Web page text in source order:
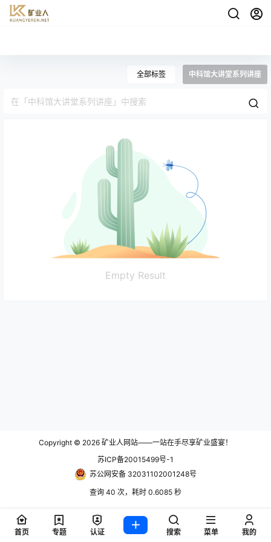
全部标签 中科馆大讲堂系列讲座
Empty Result
Copyright © 2026 矿业人网站——一站在手尽享矿业盛宴！
苏ICP备20015499号-1
苏公网安备 32031102001248号
查询 40 次，耗时 0.6085 秒
首页 专题 认证 搜索 菜单 我的